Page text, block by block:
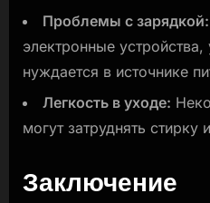
Проблемы с зарядкой:
электронные
нуждается в источнике
Легкость в уходе:
могут затруднять
Заключение